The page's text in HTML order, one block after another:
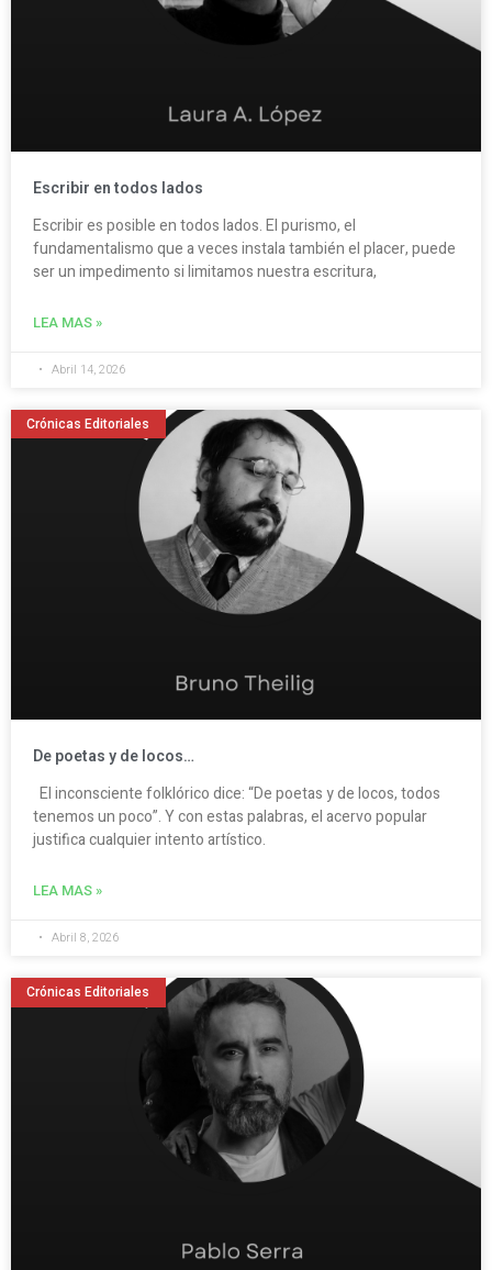
Escribir en todos lados
Escribir es posible en todos lados. El purismo, el
fundamentalismo que a veces instala también el placer, puede
ser un impedimento si limitamos nuestra escritura,
LEA MAS »
Abril 14, 2026
Crónicas Editoriales
De poetas y de locos…
El inconsciente folklórico dice: “De poetas y de locos, todos
tenemos un poco”. Y con estas palabras, el acervo popular
justifica cualquier intento artístico.
LEA MAS »
Abril 8, 2026
Crónicas Editoriales